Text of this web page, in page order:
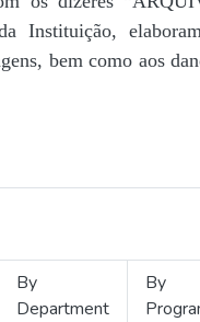
Instituição,
bem como aos
By
Department
By